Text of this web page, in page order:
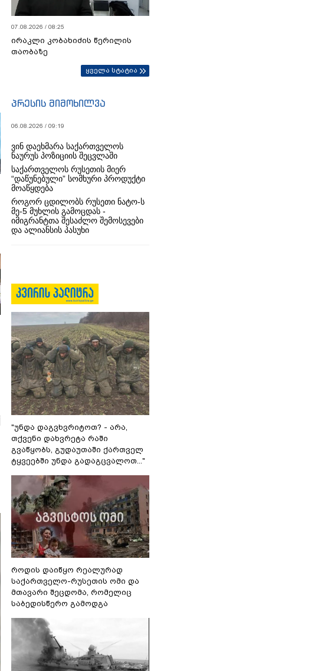
07.08.2026 / 08:25
ირაკლი კობახიძის წერილის
თაობაზე
ყველა სტატია
პრესის მიმოხილვა
06.08.2026 / 09:19
ვინ დაეხმარა საქართველოს
ნაურუს პოზიციის შეცვლაში
საქართველოს რუსეთის მიერ
“დაწუნებული” სომხური პროდუქტი
მოაწყდება
როგორ ცდილობს რუსეთი ნატო-ს
მე-5 მუხლის გამოცდას -
იმიგრანტთა შესაძლო შემოსევები
და ალიანსის პასუხი
"უნდა დაგვხვრიტოთ? - არა,
თქვენი დახვრეტა რაში
გვაწყობს, გუდაუთაში ქართველ
ტყვეებში უნდა გადაგცვალოთ..."
როდის დაიწყო რეალურად
საქართველო-რუსეთის ომი და
მთავარი შეცდომა, რომელიც
საბედისწერო გამოდგა